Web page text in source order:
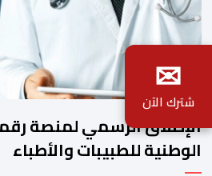
الإطلاق الرسمي لمنصة
الوطنية للطبيبات والأطباء
✉
شترك الآن